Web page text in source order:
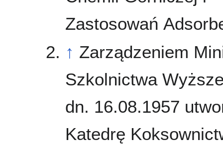
Zastosowań
↑ Zarządzeniem
Szkolnictwa
dn. 16.08.1957
Katedrę